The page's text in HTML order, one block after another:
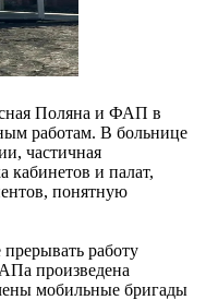
Поляна и ФАП в
работам. В больнице
частичная
кабинетов и палат,
понятную
работу
произведена
мобильные бригады